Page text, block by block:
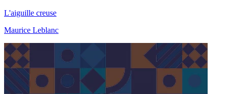
L'aiguille creuse
Maurice Leblanc